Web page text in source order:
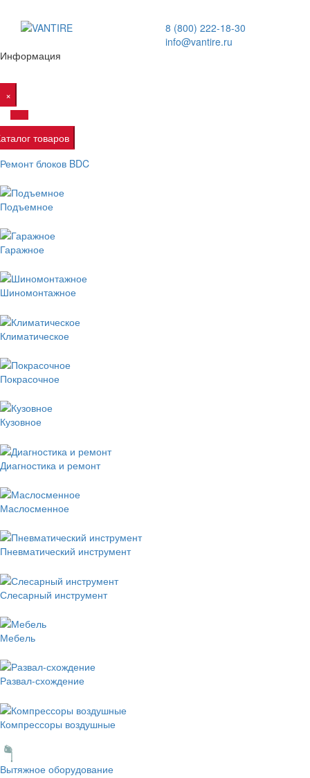
8 (800) 222-18-30
info@vantire.ru
Информация
×
товаров
Ремонт блоков BDC
Подъемное
Гаражное
Шиномонтажное
Климатическое
Покрасочное
Кузовное
Диагностика и ремонт
Маслосменное
Пневматический инструмент
Слесарный инструмент
Мебель
Развал-схождение
Компрессоры воздушные
Вытяжное оборудование